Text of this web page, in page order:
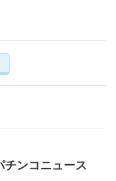
ンコニュース